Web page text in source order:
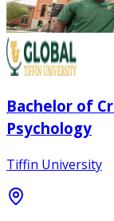
Bachelor of
Psychology
Tiffin University